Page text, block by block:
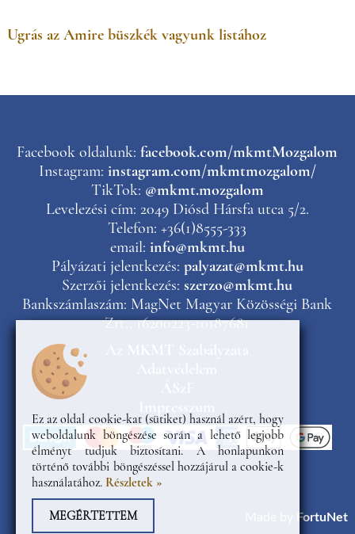
Ez az oldal cookie-kat (sütiket) használ azért, hogy
weboldalunk böngészése során a lehető legjobb
élményt tudjuk biztosítani. A honlapunkon
történő további böngészéssel hozzájárul a cookie-k
használatához. Részletek »
MEGÉRTETTEM
Ugrás az Amire büszkék vagyunk listához
Facebook oldalunk:facebook.com/mkmtMozgalom
Instagram: instagram.com/mkmtmozgalom/
TikTok: @mkmt.mozgalom
Levelezési cím: 2049 Diósd Hársfa utca 5/2.
Telefon: +36(1)8555-333
email: info@mkmt.hu
Pályázati jelentkezés: palyazat@mkmt.hu
Szerzői jelentkezés:szerzo@mkmt.hu
Bankszámlaszám: MagNet Magyar Közösségi Bank
Zrt., 16200223-10187681
FortuNet